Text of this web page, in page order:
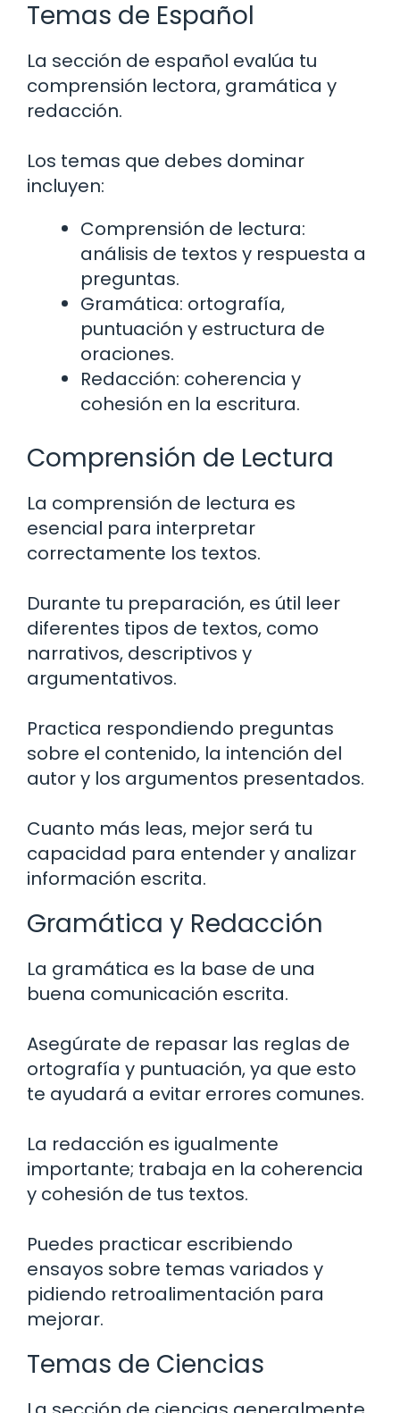
Temas de Español
La sección de español evalúa tu
comprensión lectora, gramática y
redacción.
Los temas que debes dominar
incluyen:
Comprensión de lectura:
análisis de textos y respuesta a
preguntas.
Gramática: ortografía,
puntuación y estructura de
oraciones.
Redacción: coherencia y
cohesión en la escritura.
Comprensión de Lectura
La comprensión de lectura es
esencial para interpretar
correctamente los textos.
Durante tu preparación, es útil leer
diferentes tipos de textos, como
narrativos, descriptivos y
argumentativos.
Practica respondiendo preguntas
sobre el contenido, la intención del
autor y los argumentos presentados.
Cuanto más leas, mejor será tu
capacidad para entender y analizar
información escrita.
Gramática y Redacción
La gramática es la base de una
buena comunicación escrita.
Asegúrate de repasar las reglas de
ortografía y puntuación, ya que esto
te ayudará a evitar errores comunes.
La redacción es igualmente
importante; trabaja en la coherencia
y cohesión de tus textos.
Puedes practicar escribiendo
ensayos sobre temas variados y
pidiendo retroalimentación para
mejorar.
Temas de Ciencias